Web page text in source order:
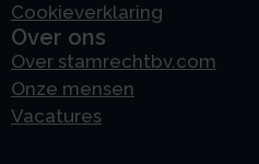
Cookieverklaring
Over ons
Over stamrechtbv.com
Onze mensen
Vacatures